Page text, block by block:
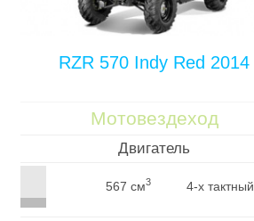
RZR 570 Indy Red 2014
Мотовездеход
Двигатель
567 см3 4-х тактный